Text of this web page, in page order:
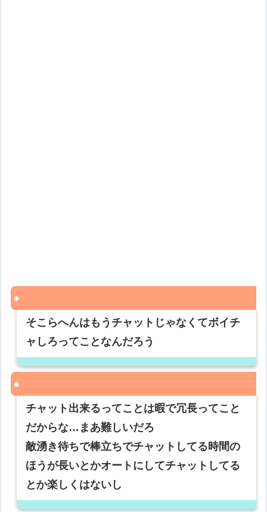
そこらへんはもうチャットじゃなくてボイチ
ャしろってことなんだろう
チャット出来るってことは暇で冗長ってこと
だからな…まあ難しいだろ
敵湧き待ちで棒立ちでチャットしてる時間の
ほうが長いとかオートにしてチャットしてる
とか楽しくはないし